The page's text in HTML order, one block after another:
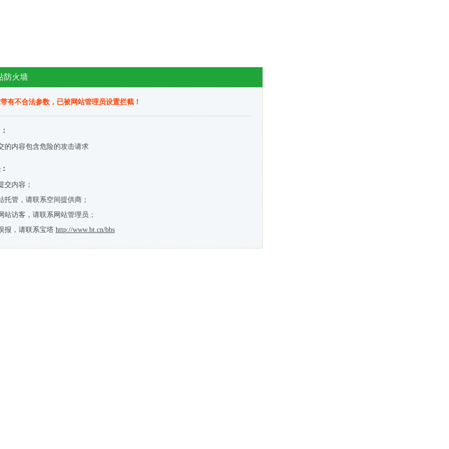
防火墙
有不合法参数，已被网站管理员设置拦截！
的内容包含危险的攻击请求
交内容；
托管，请联系空间提供商；
站访客，请联系网站管理员；
报，请联系宝塔 http://www.bt.cn/bbs